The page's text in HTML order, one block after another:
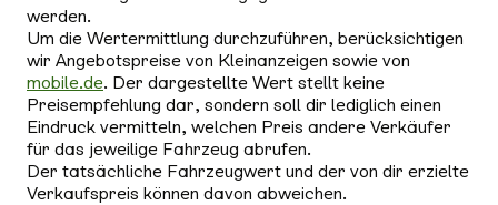
werden.
Um die Wertermittlung durchzuführen, berücksichtigen
wir Angebotspreise von Kleinanzeigen sowie von
mobile.de. Der dargestellte Wert stellt keine
Preisempfehlung dar, sondern soll dir lediglich einen
Eindruck vermitteln, welchen Preis andere Verkäufer
für das jeweilige Fahrzeug abrufen.
Der tatsächliche Fahrzeugwert und der von dir erzielte
Verkaufspreis können davon abweichen.